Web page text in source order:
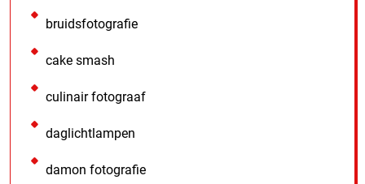
bruidsfotografie
cake smash
culinair fotograaf
daglichtlampen
damon fotografie